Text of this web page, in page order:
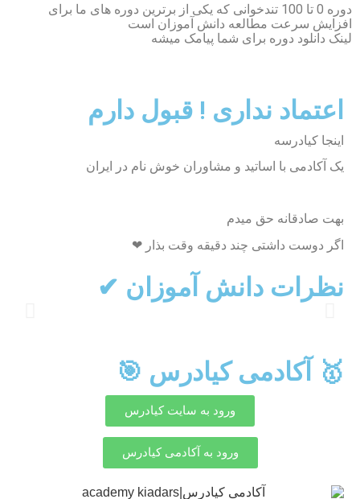
دوره 0 تا 100 تندخوانی که یکی از برترین دوره های ما برای
افزایش سرعت مطالعه دانش آموزان است
لینک دانلود دوره برای شما پیامک میشه
اعتماد نداری ! قبول دارم
اینجا کیادرسه
یک آکادمی با اساتید و مشاوران خوش نام در ایران
بهت صادقانه حق میدم
اگر دوست داشتی چند دقیقه وقت بذار ❤
نظرات دانش آموزان ✔
🥇 آکادمی کیادرس 🎯
ورود به سایت کیادرس
ورود به آکادمی کیادرس